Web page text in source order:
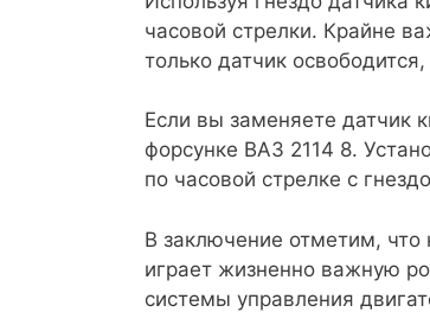
часовой стрелки. Крайне
только датчик
Если вы заменяете датчик
форсунке ВАЗ 2114 8.
по часовой стрелке с
В заключение отметим, что
играет жизненно важную
системы управления